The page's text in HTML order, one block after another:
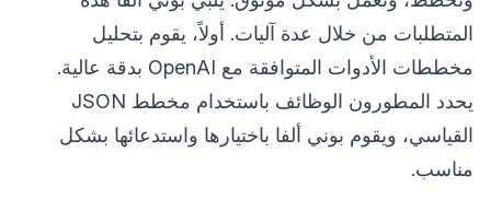
المتطلبات من خلال عدة آليات. أولاً، يقوم بتحليل
مخططات الأدوات المتوافقة مع OpenAI بدقة عالية.
يحدد المطورون الوظائف باستخدام مخطط JSON
القياسي، ويقوم بوني ألفا باختيارها واستدعائها بشكل
مناسب.